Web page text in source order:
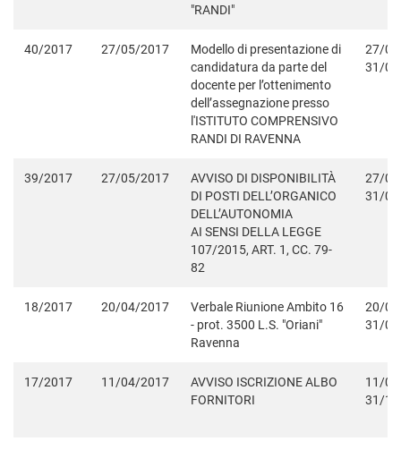
"RANDI"
40/2017 27/05/2017
Modello di presentazione di
candidatura da parte del
docente per l’ottenimento
dell’assegnazione presso
l'ISTITUTO COMPRENSIVO
RANDI DI RAVENNA
27/
31/
39/2017 27/05/2017
AVVISO DI DISPONIBILITÀ
DI POSTI DELL’ORGANICO
DELL’AUTONOMIA
AI SENSI DELLA LEGGE
107/2015, ART. 1, CC. 79-
82
27/
31/
18/2017 20/04/2017
Verbale Riunione Ambito 16
- prot. 3500 L.S. "Oriani"
Ravenna
20/
31/
17/2017 11/04/2017
AVVISO ISCRIZIONE ALBO
FORNITORI
11/
31/